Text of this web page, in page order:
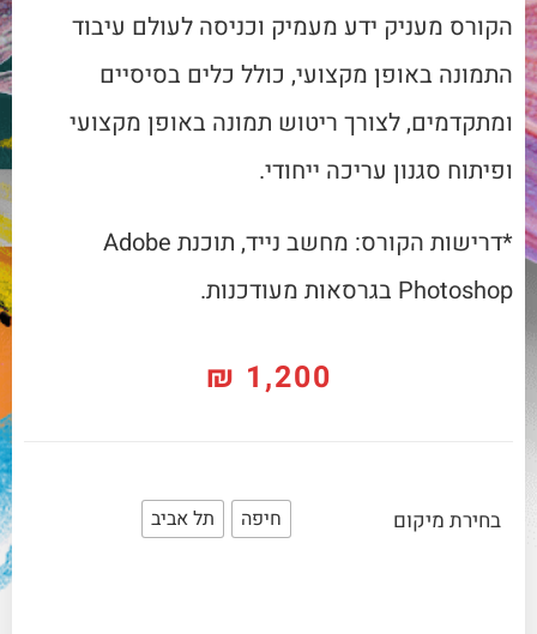
הקורס מעניק ידע מעמיק וכניסה לעולם עיבוד
התמונה באופן מקצועי, כולל כלים בסיסיים
ומתקדמים, לצורך ריטוש תמונה באופן מקצועי
ופיתוח סגנון עריכה ייחודי.
*דרישות הקורס: מחשב נייד, תוכנת Adobe
Photoshop בגרסאות מעודכנות.
₪ 1,200
בחירת מיקום חיפה תל אביב